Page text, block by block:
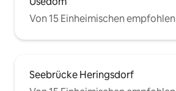
Von 15 Einheimischen empfohlen
Seebrücke Heringsdorf